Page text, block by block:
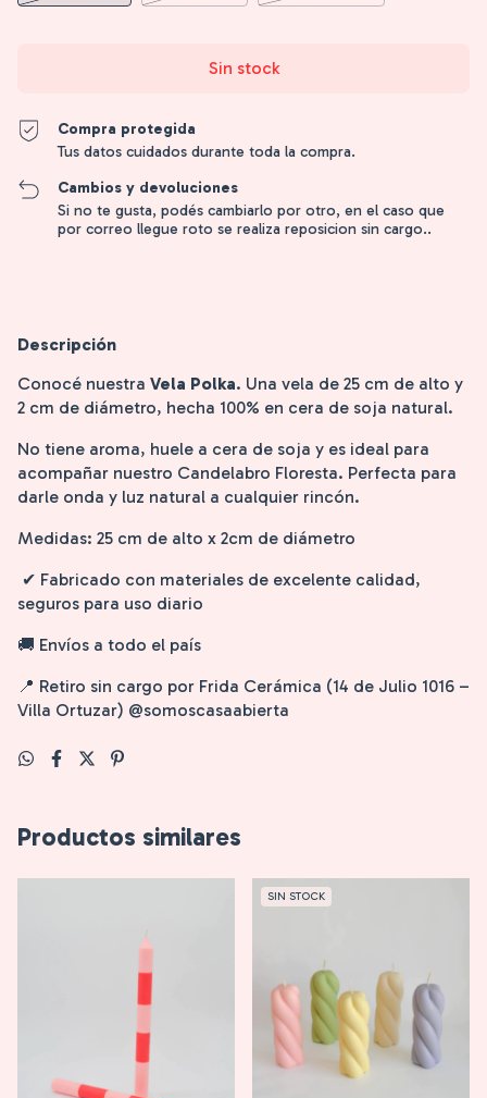
Compra protegida
Tus datos cuidados durante toda la compra.
Cambios y devoluciones
Si no te gusta, podés cambiarlo por otro, en el caso que
por correo llegue roto se realiza reposicion sin cargo..
Descripción
Conocé nuestra Vela Polka. Una vela de 25 cm de alto y
2 cm de diámetro, hecha 100% en cera de soja natural.
No tiene aroma, huele a cera de soja y es ideal para
acompañar nuestro Candelabro Floresta. Perfecta para
darle onda y luz natural a cualquier rincón.
Medidas: 25 cm de alto x 2cm de diámetro
✔ Fabricado con materiales de excelente calidad,
seguros para uso diario
🚚 Envíos a todo el país
📍 Retiro sin cargo por Frida Cerámica (14 de Julio 1016 –
Villa Ortuzar) @somoscasaabierta
Productos similares
SIN STOCK